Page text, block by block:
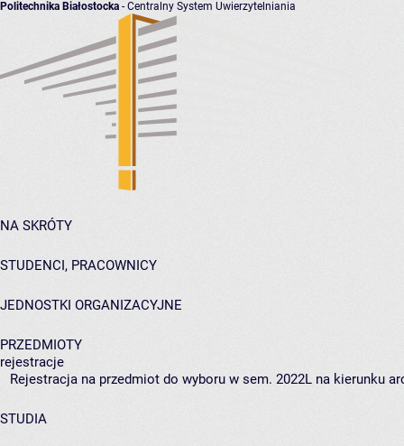
Politechnika Białostocka - Centralny System Uwierzytelniania
NA SKRÓTY
STUDENCI, PRACOWNICY
JEDNOSTKI ORGANIZACYJNE
PRZEDMIOTY
rejestracje
Rejestracja na przedmiot do wyboru w sem. 2022L na kierunku
STUDIA